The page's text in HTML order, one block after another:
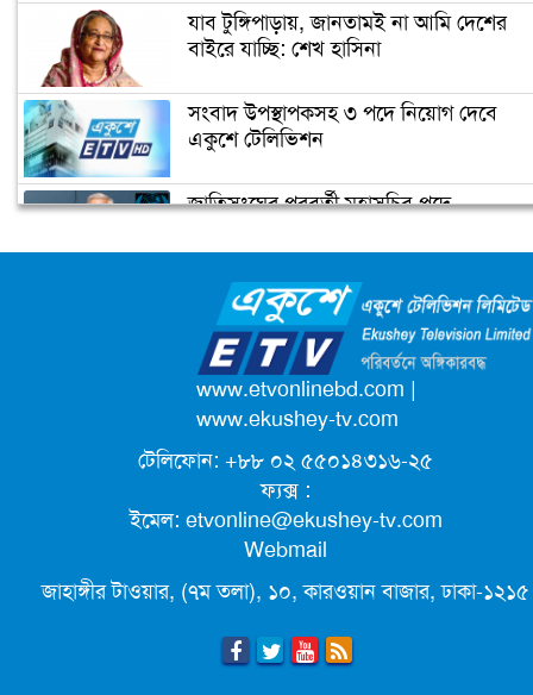
উদযাপনে আমন্ত্রণ
ভিডিও দেখুন
জোরেশোরে চলছে এলিভেটেড
নির্মাণ কাজ
প্রধানমন্ত্রীর চাচী শেখ রাজিয়া নাসের আর
যাব টুঙ্গিপাড়ায়, জানতামই না আমি দেশের
বাইরে যাচ্ছি: শেখ হাসিনা
সংবাদ উপস্থাপকসহ ৩ পদে নিয়োগ দেবে
একুশে টেলিভিশন
জাতিসংঘের পরবর্তী মহাসচিব পদে
ক্যাম্পাস অ্যাম্বাসেডর নিয়োগ দিচ্ছে একুশে
টেলিভিশন
পদোন্নতি পেয়ে সচিব হলেন ২ কর্মকর্তা
লিগ্যাল এইডের মাধ্যমে সন্তান ফিরে পেল
সেই কিশোরী মা জুঁই
জেট ফুয়েলের দাম কমলো লিটারে ১৯ টাকা
মূল্যস্ফীতি কমে জুনে ৯ দশমিক ১৬ শতাংশ
www.etvonlinebd.com |
www.ekushey-tv.com
টেলিফোন: +৮৮ ০২ ৫৫০১৪৩১৬-২৫
ফ্যক্স :
ইমেল: etvonline@ekushey-tv.com
Webmail
জাহাঙ্গীর টাওয়ার, (৭ম তলা), ১০, কারওয়ান বাজার, ঢাকা-১২১৫